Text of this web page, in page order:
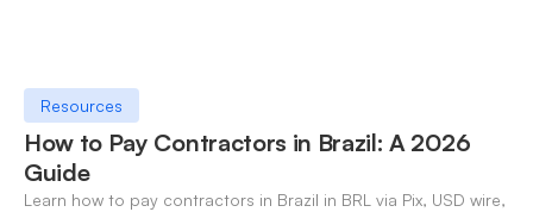
Resources
How to Pay Contractors in Brazil: A 2026
Guide
Learn how to pay contractors in Brazil in BRL via Pix, USD wire,